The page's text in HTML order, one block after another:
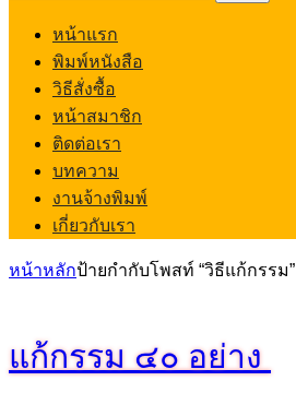
หน้าแรก
พิมพ์หนังสือ
วิธีสั่งซื้อ
หน้าสมาชิก
ติดต่อเรา
บทความ
งานจ้างพิมพ์
เกี่ยวกับเรา
หน้าหลักป้ายกำกับโพสท์ “วิธีแก้กรรม”
แก้กรรม ๔๐ อย่าง